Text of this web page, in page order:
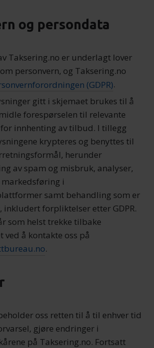
og persondata
Taksering.no er underlagt lover
personvern, og Taksering.no
(GDPR).
gitt i skjemaet brukes til å
forespørselen til relevante
innhenting av tilbud. I tillegg
krypteres og benyttes til
herunder
av spam og misbruk, analyser,
i
samt behandling som er
inkludert forpliktelser etter GDPR.
som helst trekke tilbake
ved å kontakte oss på
.
oss retten til å til enhver tid
gjøre endringer i
på Taksering.no. Fortsatt